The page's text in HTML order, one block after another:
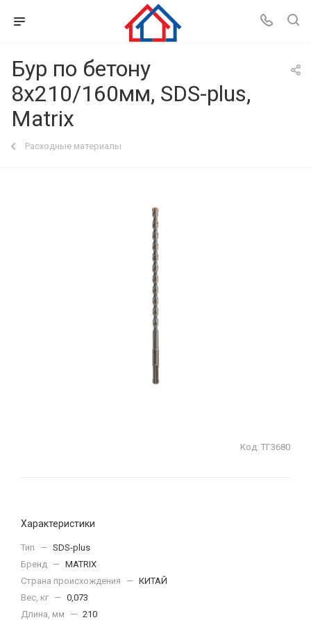
Бур по бетону
8x210/160мм, SDS-plus,
Matrix
Расходные материалы
Код: ТГ3680
Характеристики
Тип — SDS-plus
Бренд — MATRIX
Страна происхождения
— КИТАЙ
Вес, кг — 0,073
Длина, мм
— 210